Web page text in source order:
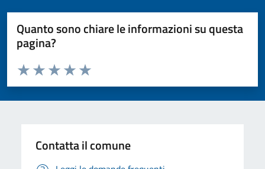
Quanto sono chiare le informazioni su questa
pagina?
Valuta da 1 a 5 stelle la pagina
Valuta 5 stelle su 5
Valuta 4 stelle su 5
Valuta 3 stelle su 5
Valuta 2 stelle su 5
Valuta 1 stelle su 5
Contatta il comune